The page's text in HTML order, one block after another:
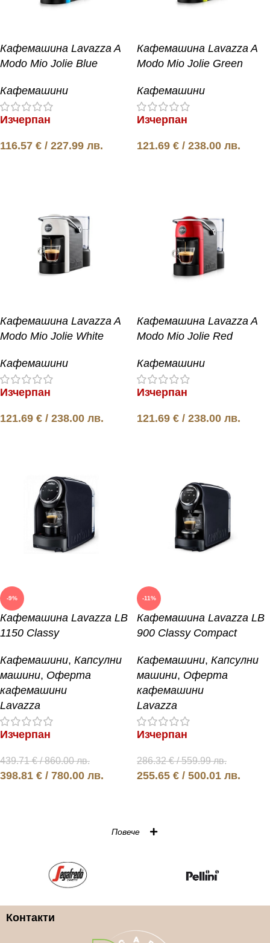
Кафемашина Lavazza A
Modo Mio Jolie Blue
Кафемашини
Изчерпан
116.57 € / 227.99 лв.
Кафемашина Lavazza A
Modo Mio Jolie Green
Кафемашини
Изчерпан
121.69 € / 238.00 лв.
Кафемашина Lavazza A
Modo Mio Jolie White
Кафемашини
Изчерпан
121.69 € / 238.00 лв.
Кафемашина Lavazza A
Modo Mio Jolie Red
Кафемашини
Изчерпан
121.69 € / 238.00 лв.
-9%
Кафемашина Lavazza LB
1150 Classy
Кафемашини, Капсулни
машини, Оферта
кафемашини
Lavazza
Изчерпан
439.71€/ 860.00 лв.
398.81 € / 780.00 лв.
-11%
Кафемашина Lavazza LB
900 Classy Compact
Кафемашини, Капсулни
машини, Оферта
кафемашини
Lavazza
Изчерпан
286.32€/ 559.99 лв.
255.65 € / 500.01 лв.
Повече
Контакти